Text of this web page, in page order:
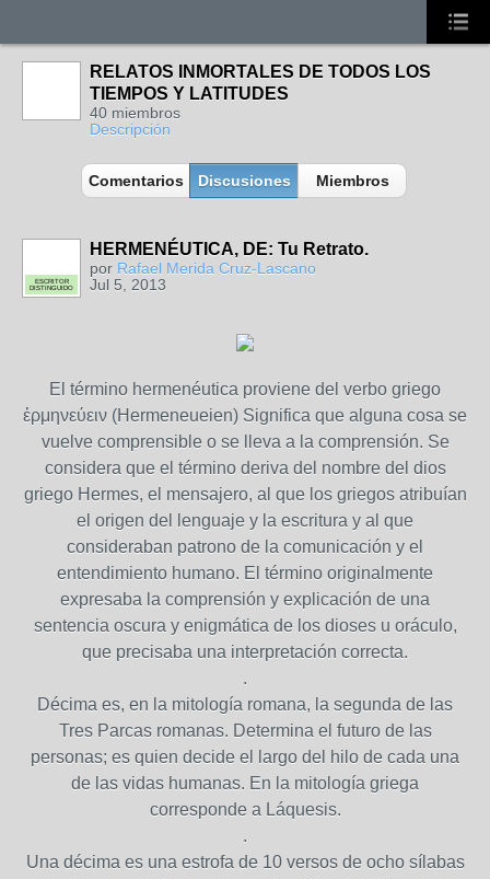
RELATOS INMORTALES DE TODOS LOS
TIEMPOS Y LATITUDES
40 miembros
Descripción
Comentarios Discusiones Miembros
ESCRITOR
DISTINGUIDO
HERMENÉUTICA, DE: Tu Retrato.
por Rafael Merida Cruz-Lascano
Jul 5, 2013
El término hermenéutica proviene del verbo griego
ἑρμηνεύειν (Hermeneueien) Significa que alguna cosa se
vuelve comprensible o se lleva a la comprensión. Se
considera que el término deriva del nombre del dios
griego Hermes, el mensajero, al que los griegos atribuían
el origen del lenguaje y la escritura y al que
consideraban patrono de la comunicación y el
entendimiento humano. El término originalmente
expresaba la comprensión y explicación de una
sentencia oscura y enigmática de los dioses u oráculo,
que precisaba una interpretación correcta.
.
Décima es, en la mitología romana, la segunda de las
Tres Parcas romanas. Determina el futuro de las
personas; es quien decide el largo del hilo de cada una
de las vidas humanas. En la mitología griega
corresponde a Láquesis.
.
Una décima es una estrofa de 10 versos de ocho sílabas